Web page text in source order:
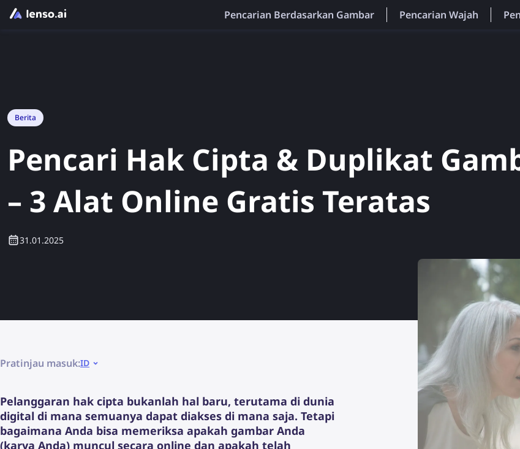
Pencarian Berdasarkan Gambar Pencarian Wajah
Berita
Pencari Hak Cipta & Duplikat
– 3 Alat Online Gratis Teratas
31.01.2025
Pratinjau masuk:ID
Pelanggaran hak cipta bukanlah hal baru, terutama di dunia
digital di mana semuanya dapat diakses di mana saja. Tetapi
bagaimana Anda bisa memeriksa apakah gambar Anda
(karya Anda) muncul secara online dan apakah telah